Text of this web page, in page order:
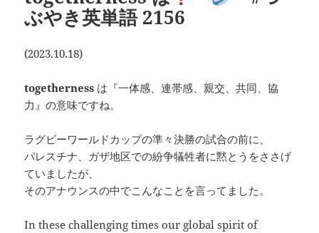
ぶやき英単語 2156
(2023.10.18)
togetherness は『一体感、連帯感、親交、共同、協
力』の意味ですね。
ラグビーワールドカップの準々決勝の試合の前に、
パレスチナ、ガザ地区での紛争犠牲者に黙とうをささげ
ていましたが、
そのアナウンスの中でこんなことを言ってました。
In these challenging times our global spirit of